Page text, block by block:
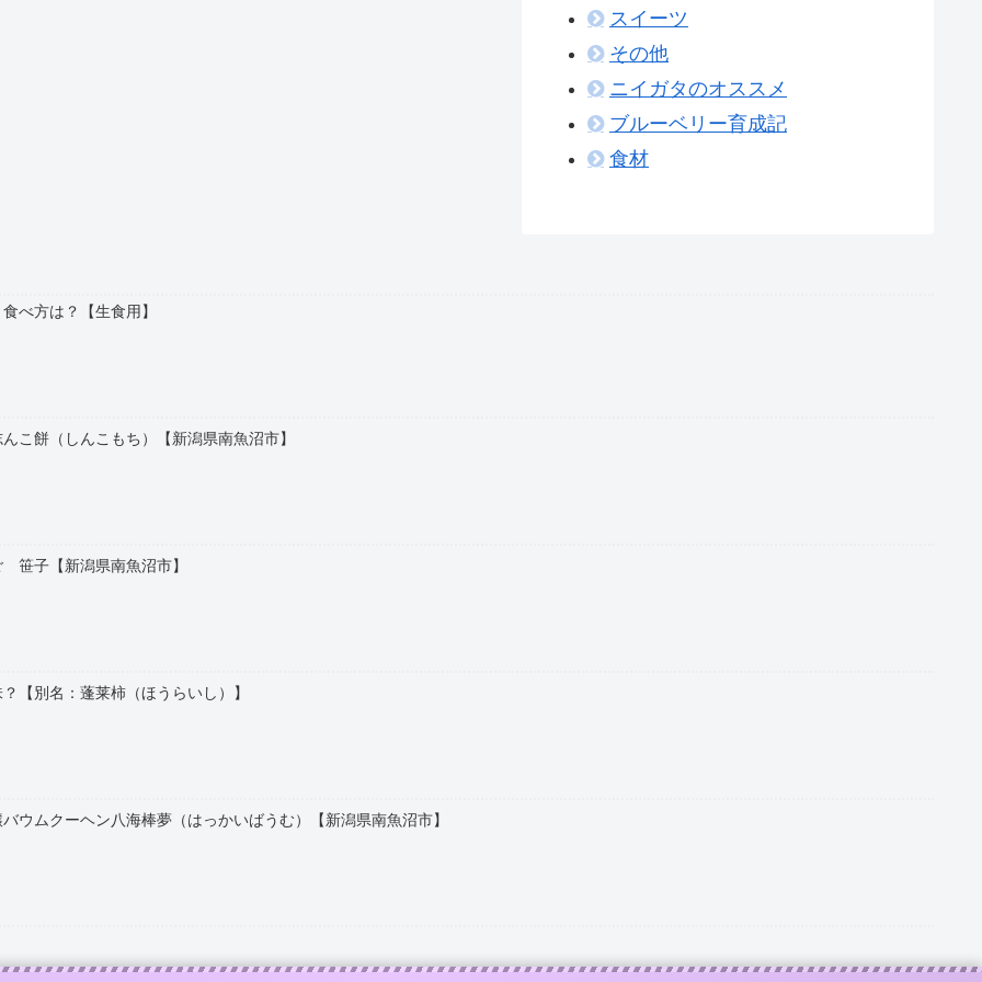
スイーツ
その他
ニイガタのオススメ
ブルーベリー育成記
食材
べ方は？【生食用】
餅（しんこもち）【新潟県南魚沼市】
笹子【新潟県南魚沼市】
【別名：蓬莱柿（ほうらいし）】
ウムクーヘン八海棒夢（はっかいばうむ）【新潟県南魚沼市】